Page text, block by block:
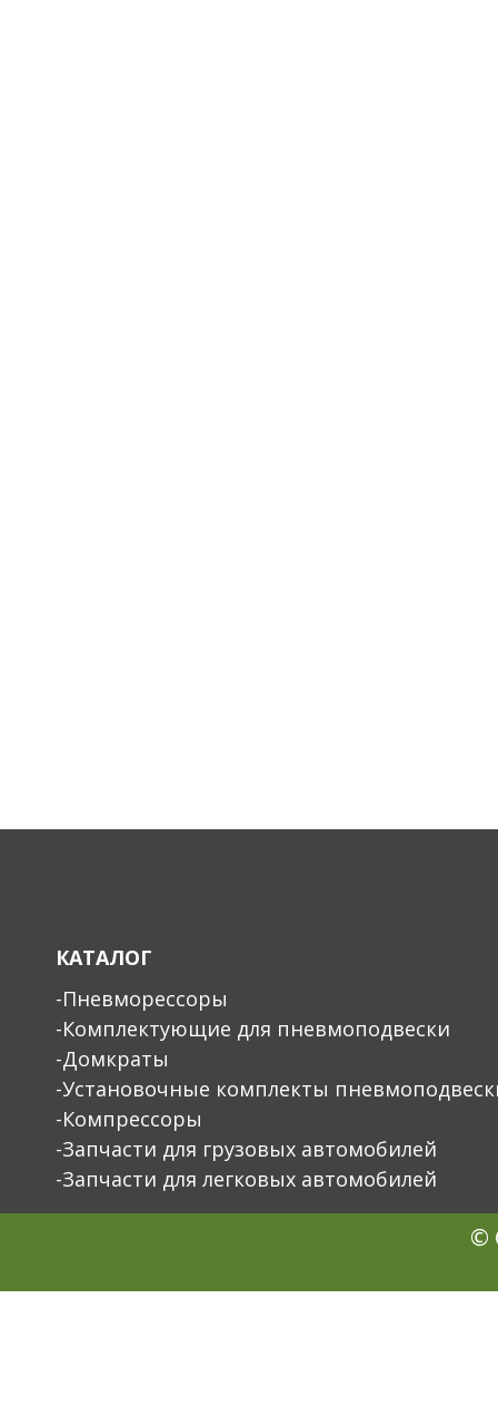
КАТАЛОГ
-Пневморессоры
-Комплектующие для пневмоподвески
-Домкраты
-Установочные комплекты
-Компрессоры
-Запчасти для грузовых автомобилей
-Запчасти для легковых автомобилей
©